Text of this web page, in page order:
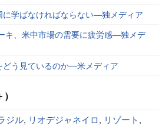
に学ばなければならない―独メディア
キ、米中市場の需要に疲労感―独メデ
どう見ているのか―米メディア
ジル, リオデジャネイロ, リゾート,